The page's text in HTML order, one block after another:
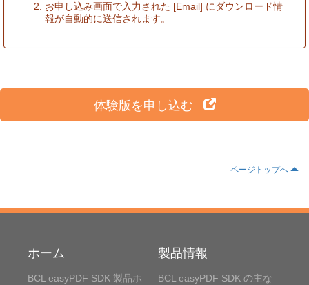
お申し込み画面で入力された [Email] にダウンロード情
報が自動的に送信されます。
体験版を申し込む
ページトップへ
ホーム
BCL easyPDF SDK 製品ホ
製品情報
BCL easyPDF SDK の主な